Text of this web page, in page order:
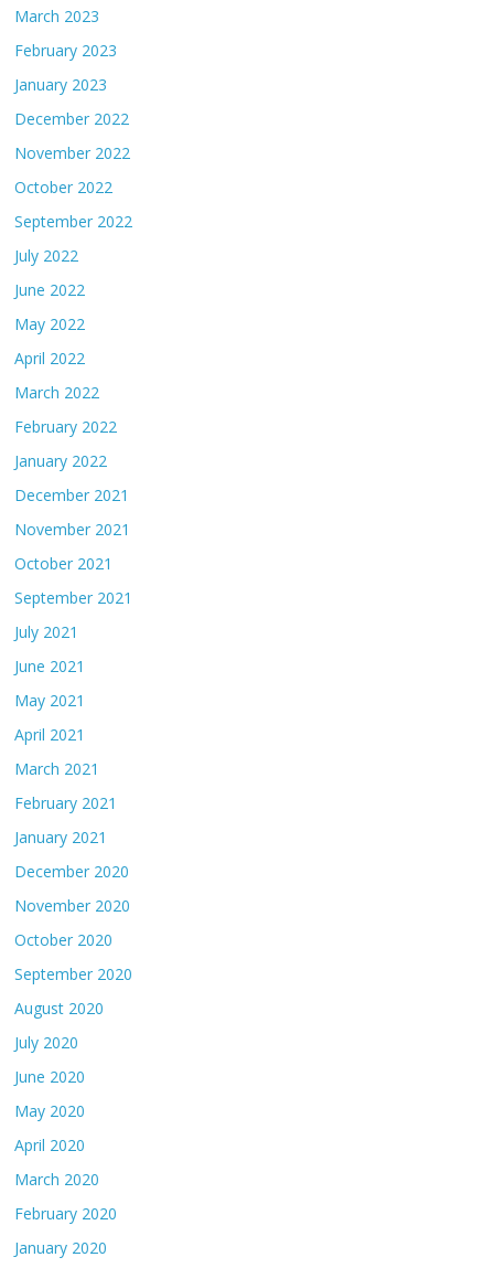
March 2023
February 2023
January 2023
December 2022
November 2022
October 2022
September 2022
July 2022
June 2022
May 2022
April 2022
March 2022
February 2022
January 2022
December 2021
November 2021
October 2021
September 2021
July 2021
June 2021
May 2021
April 2021
March 2021
February 2021
January 2021
December 2020
November 2020
October 2020
September 2020
August 2020
July 2020
June 2020
May 2020
April 2020
March 2020
February 2020
January 2020